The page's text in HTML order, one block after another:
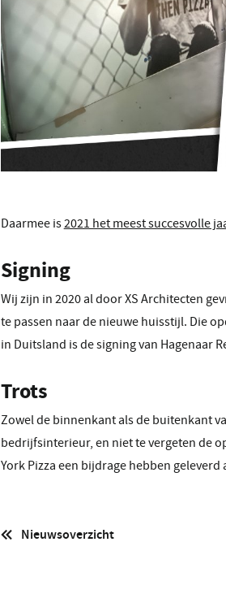
Daarmee is2021 het meest succesvolle
Signing
Wij zijn in 2020 al door XS Architecten
te passen naar de nieuwe huisstijl. Die
in Duitsland is de signing van Hagenaar
Trots
Zowel de binnenkant als de buitenkant
bedrijfsinterieur, en niet te vergeten de
York Pizza een bijdrage hebben
Nieuwsoverzicht